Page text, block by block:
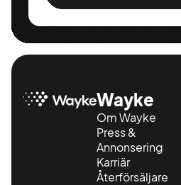
Wayke
Om Wayke
Press &
Annonsering
Karriär
Återförsäljare